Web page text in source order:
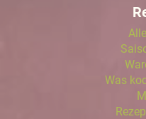
Was